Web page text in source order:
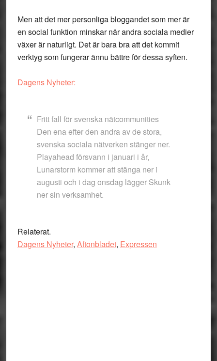
Men att det mer personliga bloggandet som mer är
en social funktion minskar när andra sociala medier
växer är naturligt. Det är bara bra att det kommit
verktyg som fungerar ännu bättre för dessa syften.
Dagens Nyheter:
Fritt fall för svenska nätcommunities
Den ena efter den andra av de stora,
svenska sociala nätverken stänger ner.
Playahead försvann i januari i år,
Lunarstorm kommer att stänga ner i
augusti och i dag onsdag lägger Skunk
ner sin verksamhet.
Relaterat.
Dagens Nyheter, Aftonbladet, Expressen